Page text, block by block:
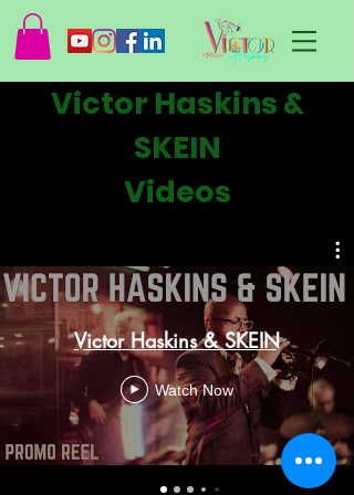
Victor Haskins &
SKEIN
Videos
Victor Haskins & SKEIN
Watch Now